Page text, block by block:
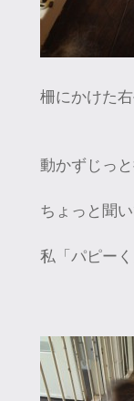
柵にかけた
動かずじっ
ちょっと聞
私「パピー